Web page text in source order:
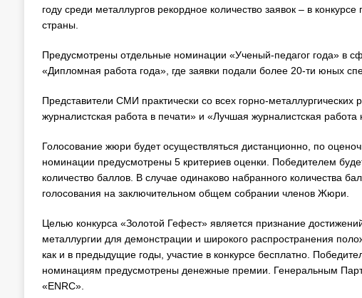
году среди металлургов рекордное количество заявок – в
страны.
Предусмотрены отдельные номинации «Ученый-педагог года» в
«Дипломная работа года», где заявки подали более 20-ти юных
Представители СМИ практически со всех горно-
журналистская работа в печати» и «Лучшая журналистская работа
Голосование жюри будет осуществляться дистанционно, по
номинации предусмотрены 5 критериев оценки. Победителем
количество баллов. В случае одинаково набранного количества
голосования на заключительном общем собрании членов Жюри.
Целью конкурса «Золотой Гефест» является признание
металлургии для демонстрации и широкого распространения
как и в предыдущие годы, участие в конкурсе бесплатно.
номинациям предусмотрены денежные премии. Генеральным
«ENRC».